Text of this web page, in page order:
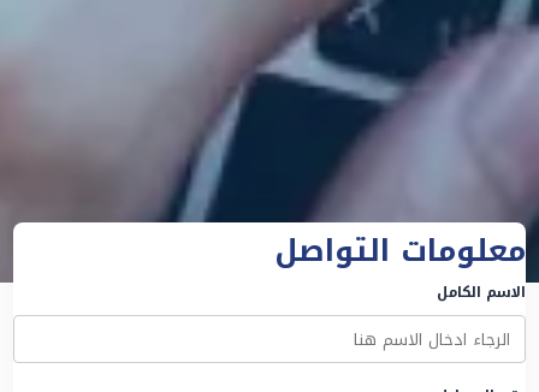
معلومات التواصل
الاسم الكامل